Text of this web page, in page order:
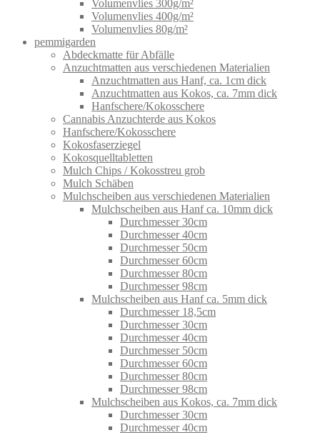
Volumenvlies 300g/m²
Volumenvlies 400g/m²
Volumenvlies 80g/m²
pemmigarden
Abdeckmatte für Abfälle
Anzuchtmatten aus verschiedenen Materialien
Anzuchtmatten aus Hanf, ca. 1cm dick
Anzuchtmatten aus Kokos, ca. 7mm dick
Hanfschere/Kokosschere
Cannabis Anzuchterde aus Kokos
Hanfschere/Kokosschere
Kokosfaserziegel
Kokosquelltabletten
Mulch Chips / Kokosstreu grob
Mulch Schäben
Mulchscheiben aus verschiedenen Materialien
Mulchscheiben aus Hanf ca. 10mm dick
Durchmesser 30cm
Durchmesser 40cm
Durchmesser 50cm
Durchmesser 60cm
Durchmesser 80cm
Durchmesser 98cm
Mulchscheiben aus Hanf ca. 5mm dick
Durchmesser 18,5cm
Durchmesser 30cm
Durchmesser 40cm
Durchmesser 50cm
Durchmesser 60cm
Durchmesser 80cm
Durchmesser 98cm
Mulchscheiben aus Kokos, ca. 7mm dick
Durchmesser 30cm
Durchmesser 40cm